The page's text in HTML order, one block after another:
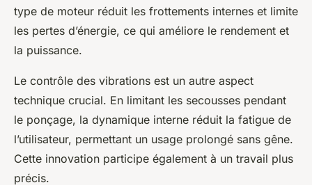
type de moteur réduit les frottements internes et limite
les pertes d’énergie, ce qui améliore le rendement et
la puissance.
Le contrôle des vibrations est un autre aspect
technique crucial. En limitant les secousses pendant
le ponçage, la dynamique interne réduit la fatigue de
l’utilisateur, permettant un usage prolongé sans gêne.
Cette innovation participe également à un travail plus
précis.